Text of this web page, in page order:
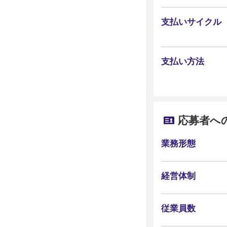
支払いサイクル
支払い方法
応募者へ
業務形態
経営体制
従業員数